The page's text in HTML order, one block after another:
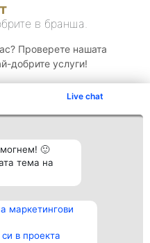
Live chat
🙂
тема на
маркетингови
в проекта
в бранша.
Проверете нашата
добрите услуги!
Контакти